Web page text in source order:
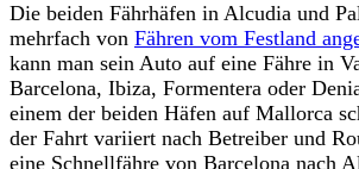
Die beiden Fährhäfen in Alcudia und
mehrfach von Fähren vom Festland
kann man sein Auto auf eine Fähre in
Barcelona, Ibiza, Formentera oder
einem der beiden Häfen auf Mallorca
der Fahrt variiert nach Betreiber und
eine Schnellfähre von Barcelona nach